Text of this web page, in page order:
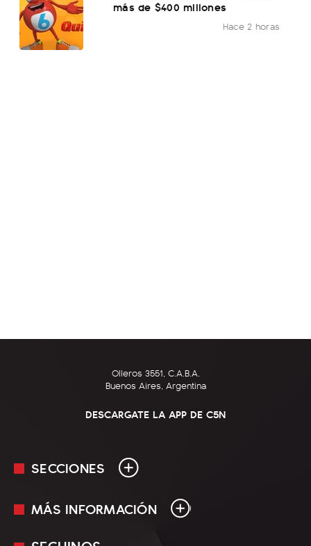
más de $400 millones
Hace 2 horas
Olleros 3551, C.A.B.A.
Buenos Aires, Argentina
DESCARGATE LA APP DE C5N
SECCIONES
En Vivo
MÁS INFORMACIÓN